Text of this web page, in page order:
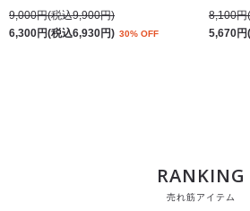
9,000円(税込9,900円)
6,300円(税込6,930円) 30% OFF
8,100円
5,670円
RANKING
売れ筋アイテム